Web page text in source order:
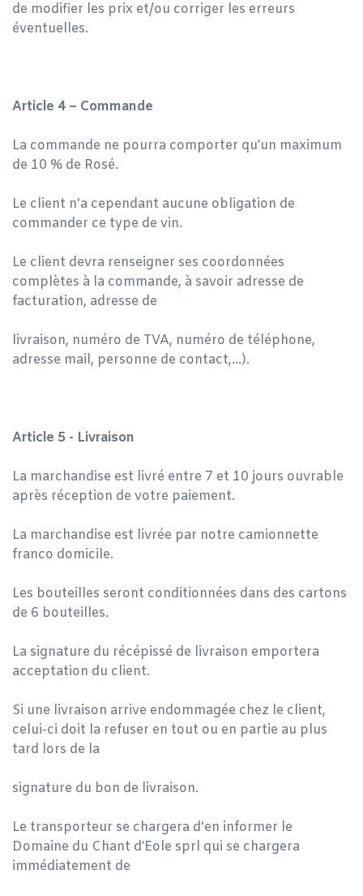
de modifier les prix et/ou corriger les erreurs
éventuelles.
Article 4 – Commande
La commande ne pourra comporter qu’un maximum
de 10 % de Rosé.
Le client n'a cependant aucune obligation de
commander ce type de vin.
Le client devra renseigner ses coordonnées
complètes à la commande, à savoir adresse de
facturation, adresse de
livraison, numéro de TVA, numéro de téléphone,
adresse mail, personne de contact,...).
Article 5 - Livraison
La marchandise est livré entre 7 et 10 jours ouvrable
après réception de votre paiement.
La marchandise est livrée par notre camionnette
franco domicile.
Les bouteilles seront conditionnées dans des cartons
de 6 bouteilles.
La signature du récépissé de livraison emportera
acceptation du client.
Si une livraison arrive endommagée chez le client,
celui-ci doit la refuser en tout ou en partie au plus
tard lors de la
signature du bon de livraison.
Le transporteur se chargera d'en informer le
Domaine du Chant d’Eole sprl qui se chargera
immédiatement de